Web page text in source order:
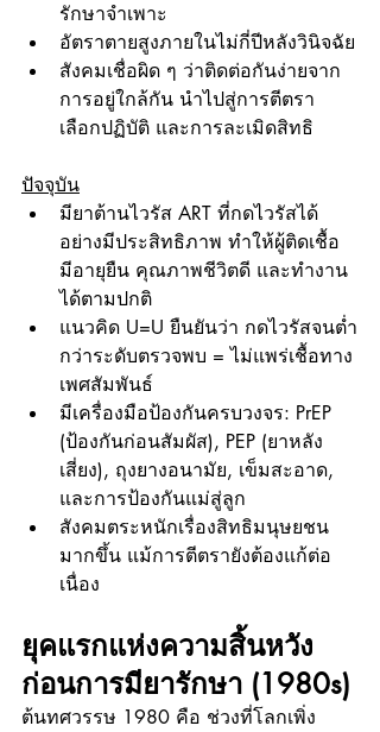
รักษาจำเพาะ
อัตราตายสูงภายในไม่กี่ปีหลังวินิจฉัย
สังคมเชื่อผิด ๆ ว่าติดต่อกันง่ายจาก
การอยู่ใกล้กัน นำไปสู่การตีตรา
เลือกปฏิบัติ และการละเมิดสิทธิ
ปัจจุบัน
มียาต้านไวรัส ART ที่กดไวรัสได้
อย่างมีประสิทธิภาพ ทำให้ผู้ติดเชื้อ
มีอายุยืน คุณภาพชีวิตดี และทำงาน
ได้ตามปกติ
แนวคิด U=U ยืนยันว่า กดไวรัสจนต่ำ
กว่าระดับตรวจพบ = ไม่แพร่เชื้อทาง
เพศสัมพันธ์
มีเครื่องมือป้องกันครบวงจร: PrEP
(ป้องกันก่อนสัมผัส), PEP (ยาหลัง
เสี่ยง), ถุงยางอนามัย, เข็มสะอาด,
และการป้องกันแม่สู่ลูก
สังคมตระหนักเรื่องสิทธิมนุษยชน
มากขึ้น แม้การตีตรายังต้องแก้ต่อ
เนื่อง
ยุคแรกแห่งความสิ้นหวัง
ก่อนการมียารักษา (1980s)
ต้นทศวรรษ 1980 คือ ช่วงที่โลกเพิ่ง